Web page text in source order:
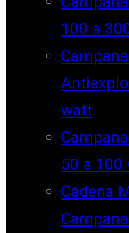
100 a
watt
50 a 100
Cadena